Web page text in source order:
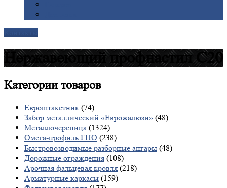
Нержавеющий профнастил С20
Категориитоваров
Евроштакетник (74)
Забор металлический «Еврожалюзи» (48)
Металлочерепица (1324)
Омега-профиль ГПО (238)
Быстровозводимые разборные ангары (48)
Дорожные ограждения (108)
Арочная фальцевая кровля (218)
Арматурные каркасы (159)